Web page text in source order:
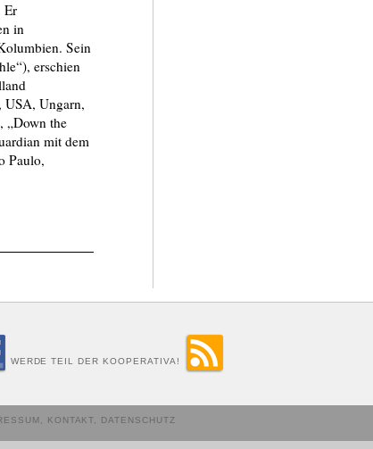
Er
in
Sein
erschien
USA, Ungarn,
„Down the
mit dem
Paulo,
WERDE TEIL DER KOOPERATIVA!
KONTAKT DATENSCHUTZ